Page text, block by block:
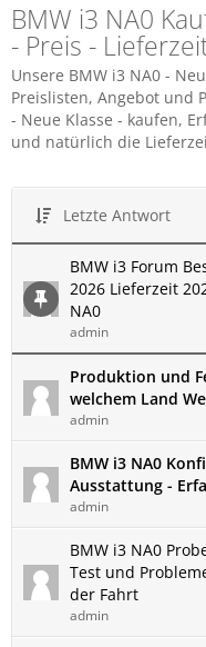
BMW i3 NA0
- Preis -
Unsere BMW i3 NA0 -
Preislisten, Angebot und
- Neue Klasse - kaufen,
und natürlich die
Letzte Antwort
BMW i3 Forum
2026 Lieferzeit
NA0
admin
Produktion und
welchem Land
admin
BMW i3 NA0
Ausstattung -
admin
BMW i3 NA0
Test und
der Fahrt
admin